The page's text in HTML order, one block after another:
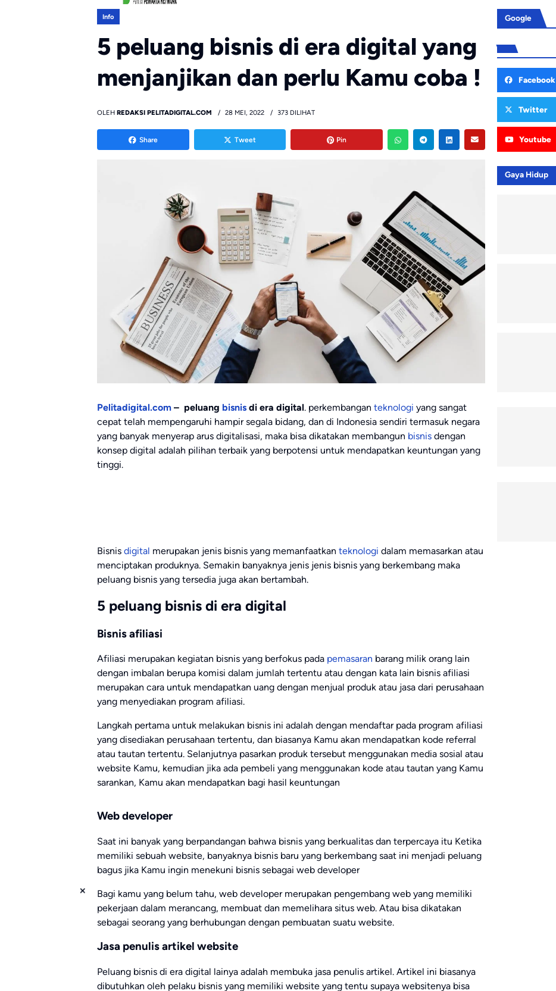
Info
5 peluang bisnis di era digital yang
menjanjikan dan perlu Kamu coba !
OLEH REDAKSI PELITADIGITAL.COM 28 MEI, 2022 373 DILIHAT
Share Tweet Pin
Pelitadigital.com – peluang bisnis di era digital. perkembangan teknologi yang sangat
cepat telah mempengaruhi hampir segala bidang, dan di Indonesia sendiri termasuk negara
yang banyak menyerap arus digitalisasi, maka bisa dikatakan membangun bisnis dengan
konsep digital adalah pilihan terbaik yang berpotensi untuk mendapatkan keuntungan yang
tinggi.
Bisnis digital merupakan jenis bisnis yang memanfaatkan teknologi dalam memasarkan atau
menciptakan produknya. Semakin banyaknya jenis jenis bisnis yang berkembang maka
peluang bisnis yang tersedia juga akan bertambah.
5 peluang bisnis di era digital
Bisnis afiliasi
Afiliasi merupakan kegiatan bisnis yang berfokus pada pemasaran barang milik orang lain
dengan imbalan berupa komisi dalam jumlah tertentu atau dengan kata lain bisnis afiliasi
merupakan cara untuk mendapatkan uang dengan menjual produk atau jasa dari perusahaan
yang menyediakan program afiliasi.
Langkah pertama untuk melakukan bisnis ini adalah dengan mendaftar pada program afiliasi
yang disediakan perusahaan tertentu, dan biasanya Kamu akan mendapatkan kode referral
atau tautan tertentu. Selanjutnya pasarkan produk tersebut menggunakan media sosial atau
website Kamu, kemudian jika ada pembeli yang menggunakan kode atau tautan yang Kamu
sarankan, Kamu akan mendapatkan bagi hasil keuntungan
Web developer
Saat ini banyak yang berpandangan bahwa bisnis yang berkualitas dan terpercaya itu Ketika
memiliki sebuah website, banyaknya bisnis baru yang berkembang saat ini menjadi peluang
bagus jika Kamu ingin menekuni bisnis sebagai web developer
Bagi kamu yang belum tahu, web developer merupakan pengembang web yang memiliki
pekerjaan dalam merancang, membuat dan memelihara situs web. Atau bisa dikatakan
sebagai seorang yang berhubungan dengan pembuatan suatu website.
Jasa penulis artikel website
Peluang bisnis di era digital lainya adalah membuka jasa penulis artikel. Artikel ini biasanya
dibutuhkan oleh pelaku bisnis yang memiliki website yang tentu supaya websitenya bisa
Google
Facebook
Twitter
Youtube
Gaya Hidup